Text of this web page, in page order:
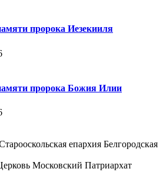
пророка Иезекииля
пророка Божия Илии
епархия Белгородская
Московский Патриархат